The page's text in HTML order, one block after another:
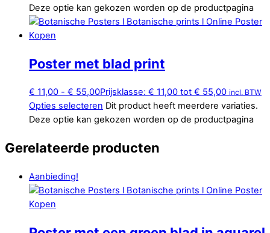
Deze optie kan gekozen worden op de productpagina
Poster met blad print
€ 11,00 - € 55,00Prijsklasse: € 11,00 tot € 55,00 incl. BTW
Opties selecteren Dit product heeft meerdere variaties.
Deze optie kan gekozen worden op de productpagina
Gerelateerde producten
Aanbieding!